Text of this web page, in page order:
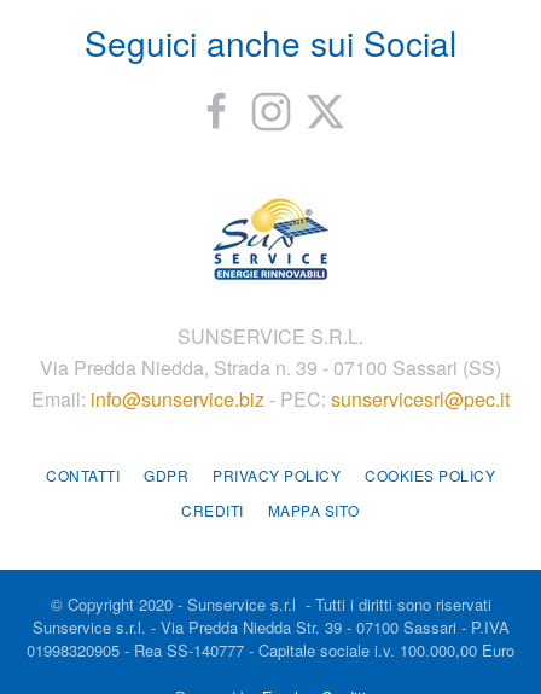
Seguici anche sui Social
SUNSERVICE S.R.L.
Via Predda Niedda, Strada n. 39 - 07100 Sassari (SS)
Email: info@sunservice.biz - PEC: sunservicesrl@pec.it
CONTATTI GDPR PRIVACY POLICY
COOKIES POLICY
CREDITI
MAPPA SITO
© Copyright 2020 - Sunservice s.r.l - Tutti i diritti sono riservati
Sunservice s.r.l. - Via Predda Niedda Str. 39 - 07100 Sassari - P.IVA
01998320905 - Rea SS-140777 - Capitale sociale i.v. 100.000,00 Euro